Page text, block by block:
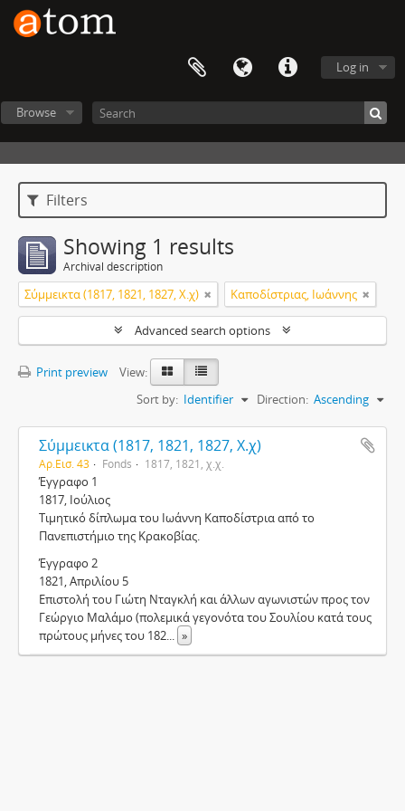
Log in
Browse
Filters
Showing 1 results
Archival description
Σύμμεικτα (1817, 1821, 1827, Χ.χ) Καποδίστριας, Ιωάννης
Advanced search options
Print preview
View:
Sort by: Identifier Direction: Ascending
Σύμμεικτα (1817, 1821, 1827, Χ.χ)
Αρ.Εισ. 43 Fonds 1817, 1821, χ.χ.
Έγγραφο 1
1817, Ιούλιος
Τιμητικό δίπλωμα του Ιωάννη Καποδίστρια από το
Πανεπιστήμιο της Κρακοβίας.
Έγγραφο 2
1821, Απριλίου 5
Επιστολή του Γιώτη Νταγκλή και άλλων αγωνιστών προς τον
Γεώργιο Μαλάμο (πολεμικά γεγονότα του Σουλίου κατά τους
πρώτους μήνες του 182... »